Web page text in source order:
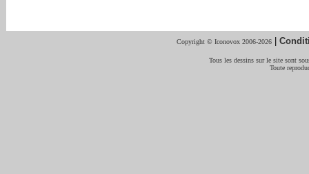
Copyright © Iconovox 2006-2026 |
Tous les dessins sur le site sont
Toute